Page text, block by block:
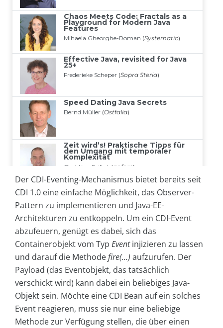
Der CDI-Eventing-Mechanismus bietet bereits seit
CDI 1.0 eine einfache Möglichkeit, das Observer-
Pattern zu implementieren und Java-EE-
Architekturen zu entkoppeln. Um ein CDI-Event
abzufeuern, genügt es dabei, sich das
Containerobjekt vom Typ Eventinjizieren zu lassen
und darauf die Methodefire(…) aufzurufen. Der
Payload (das Eventobjekt, das tatsächlich
verschickt wird) kann dabei ein beliebiges Java-
Objekt sein. Möchte eine CDI Bean auf ein solches
Event reagieren, muss sie nur eine beliebige
Methode zur Verfügung stellen, die über einen